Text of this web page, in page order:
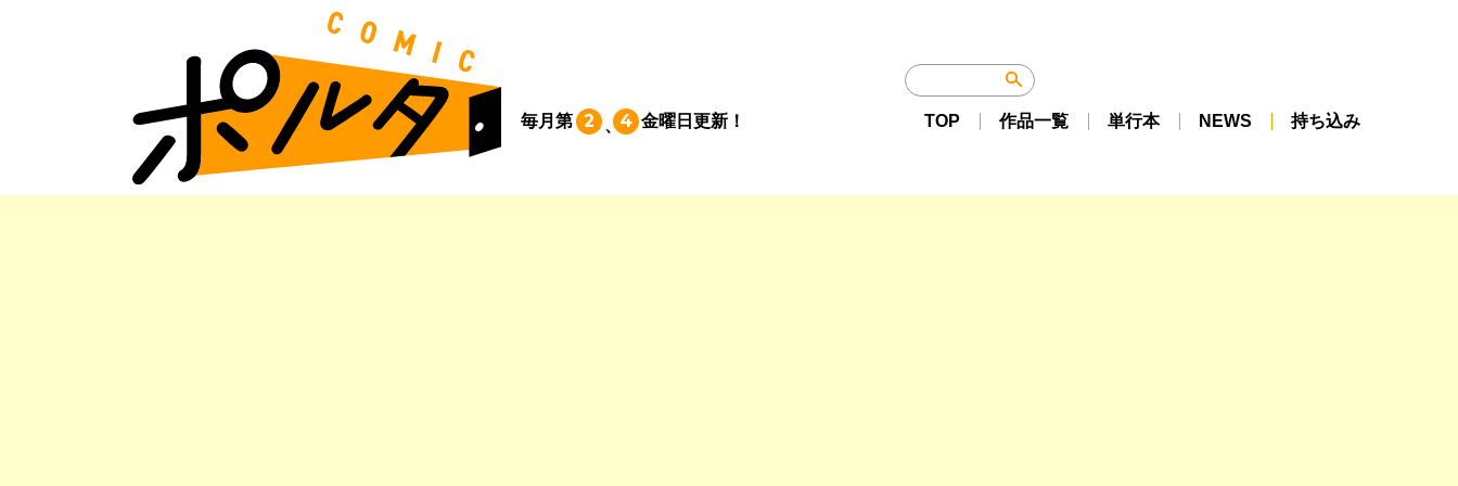
毎月第 2 、 4 金曜日 更新！ TOP 作品一覧 単行本 NEWS 持ち込み
TOP